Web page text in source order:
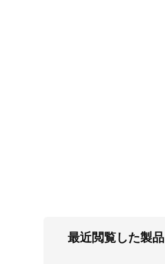
最近閲覧した製品